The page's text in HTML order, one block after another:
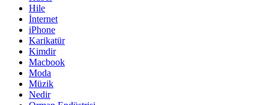
Hile
İnternet
iPhone
Karikatür
Kimdir
Macbook
Moda
Müzik
Nedir